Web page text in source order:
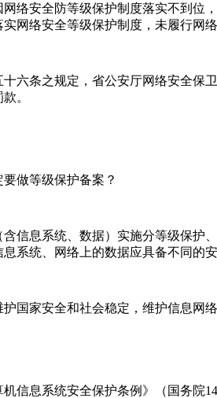
络安全防等级保护制度落实不到位
网络安全等级保护制度，未履行网络
六条之规定，省公安厅网络安全
。
做等级保护备案？
信息系统、数据）实施分等级保
系统、网络上的数据应具备不同的安
国家安全和社会稳定，维护信息网络
信息系统安全保护条例》（国务院